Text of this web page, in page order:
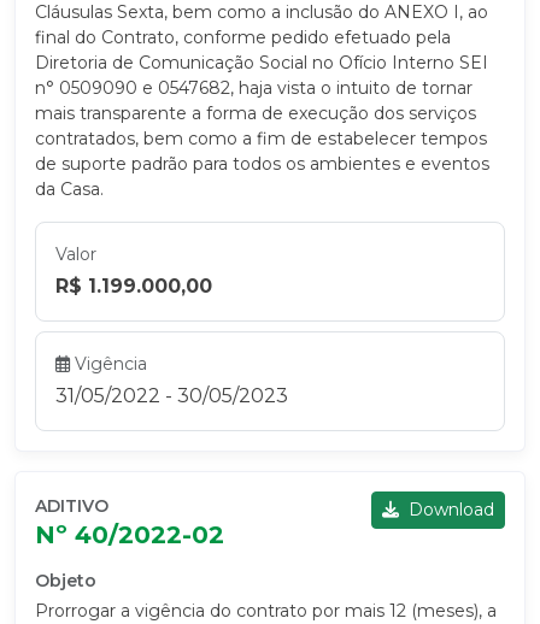
Cláusulas Sexta, bem como a inclusão do ANEXO I, ao
final do Contrato, conforme pedido efetuado pela
Diretoria de Comunicação Social no Ofício Interno SEI
n° 0509090 e 0547682, haja vista o intuito de tornar
mais transparente a forma de execução dos serviços
contratados, bem como a fim de estabelecer tempos
de suporte padrão para todos os ambientes e eventos
da Casa.
Valor
R$ 1.199.000,00
Vigência
31/05/2022 - 30/05/2023
ADITIVO
Nº 40/2022-02
Download
Objeto
Prorrogar a vigência do contrato por mais 12 (meses), a